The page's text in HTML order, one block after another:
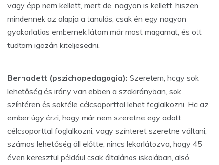
vagy épp nem kellett, mert de, nagyon is kellett, hiszen
mindennek az alapja a tanulás, csak én egy nagyon
gyakorlatias embernek látom már most magamat, és ott
tudtam igazán kiteljesedni.
Bernadett (pszichopedagógia): Szeretem, hogy sok
lehetőség és irány van ebben a szakirányban, sok
színtéren és sokféle célcsoporttal lehet foglalkozni. Ha az
ember úgy érzi, hogy már nem szeretne egy adott
célcsoporttal foglalkozni, vagy színteret szeretne váltani,
számos lehetőség áll előtte, nincs lekorlátozva, hogy 45
éven keresztül például csak általános iskolában, alsó